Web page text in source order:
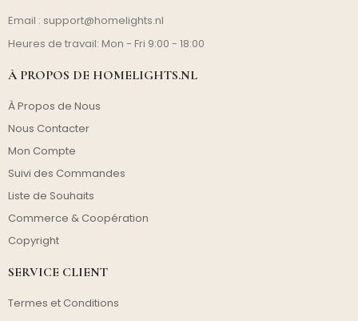
Email : support@homelights.nl
Heures de travail: Mon - Fri 9:00 - 18:00
À PROPOS DE HOMELIGHTS.NL
À Propos de Nous
Nous Contacter
Mon Compte
Suivi des Commandes
Liste de Souhaits
Commerce & Coopération
Copyright
SERVICE CLIENT
Termes et Conditions